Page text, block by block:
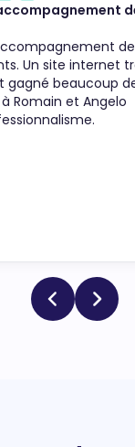
Un site internet
gagné beaucoup
Romain et Angelo